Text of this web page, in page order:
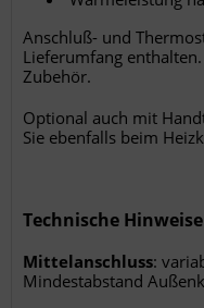
Anschluß- und
Lieferumfang
Zubehör.
Optional auch mit
Sie ebenfalls beim
Technische Hinweise
Mittelanschluss:
Mindestabstand